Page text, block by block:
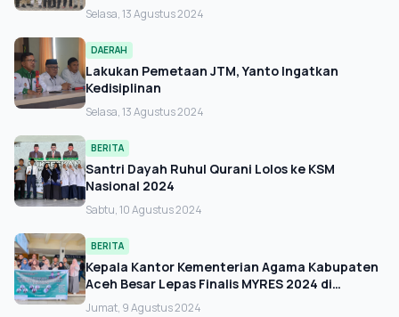
Selasa, 13 Agustus 2024
DAERAH
Lakukan Pemetaan JTM, Yanto Ingatkan
Kedisiplinan
Selasa, 13 Agustus 2024
BERITA
Santri Dayah Ruhul Qurani Lolos ke KSM
Nasional 2024
Sabtu, 10 Agustus 2024
BERITA
Kepala Kantor Kementerian Agama Kabupaten
Aceh Besar Lepas Finalis MYRES 2024 di
Bandara Sultan Iskandar Muda
Jumat, 9 Agustus 2024